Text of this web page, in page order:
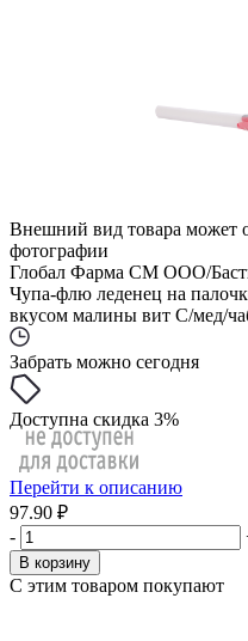
Внешний вид товара может
фотографии
Глобал Фарма СМ ООО/
Чупа-флю леденец на
вкусом малины вит С/мед/
Забрать можно сегодня
Доступна скидка 3%
Перейти к описанию
97.90 ₽
-
В корзину
С этим товаром покупают